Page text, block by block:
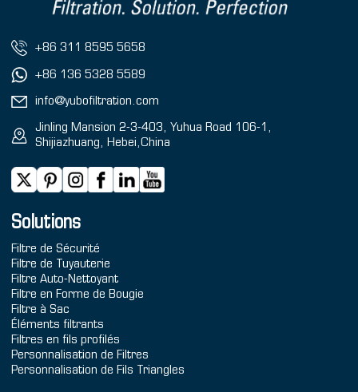
+86 311 8595 5658
+86 136 5328 5589
info@yubofiltration.com
Jinling Mansion 2-3-403, Yuhua Road 106-1,
Shijiazhuang, Hebei,China
Solutions
Filtre de Sécurité
Filtre de Tuyauterie
Filtre Auto-Nettoyant
Filtre en Forme de Bougie
Filtre à Sac
Éléments filtrants
Filtres en fils profilés
Personnalisation de Filtres
Personnalisation de Fils Triangles